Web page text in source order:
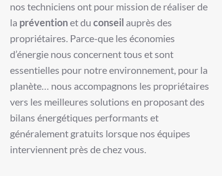
nos techniciens ont pour mission de réaliser de
la préventionet du conseil auprès des
propriétaires. Parce-que les économies
d’énergie nous concernent tous et sont
essentielles pour notre environnement, pour la
planète… nous accompagnons les propriétaires
vers les meilleures solutions en proposant des
bilans énergétiques performants et
généralement gratuits lorsque nos équipes
interviennent près de chez vous.